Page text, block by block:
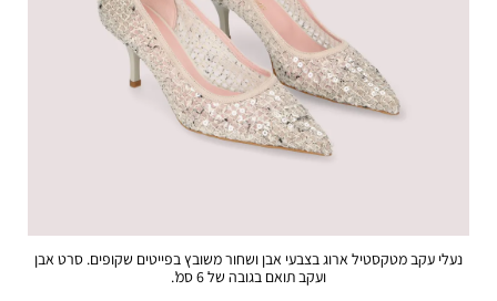
נעלי עקב מטקסטיל ארוג בצבעי אבן ושחור משובץ בפייטים שקופים. סרט אבן
ועקב תואם בגובה של 6 סמ’.